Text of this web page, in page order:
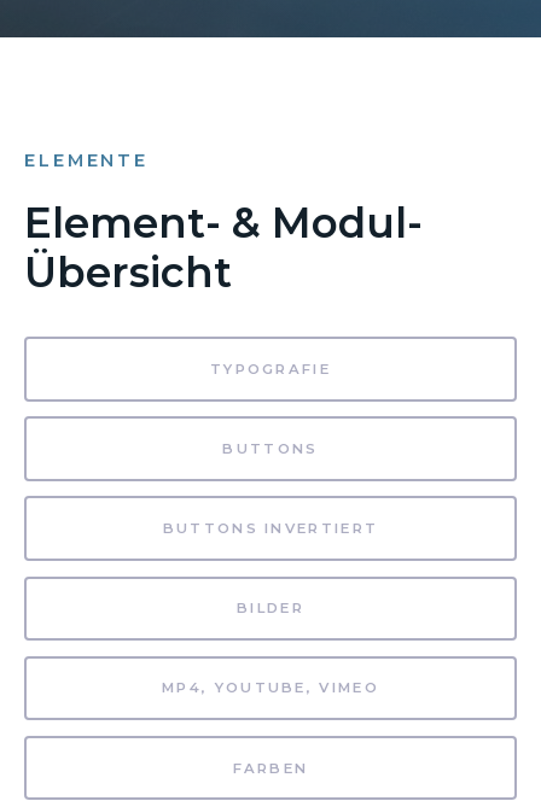
ELEMENTE
Element- & Modul-
Übersicht
TYPOGRAFIE
BUTTONS
BUTTONS INVERTIERT
BILDER
MP4, YOUTUBE, VIMEO
FARBEN